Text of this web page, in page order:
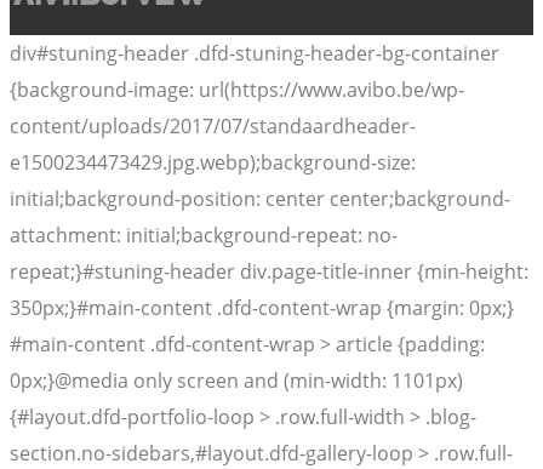
div#stuning-header .dfd-stuning-header-bg-container
{background-image: url(https://www.avibo.be/wp-
content/uploads/2017/07/standaardheader-
e1500234473429.jpg.webp);background-size:
initial;background-position: center center;background-
attachment: initial;background-repeat: no-
repeat;}#stuning-header div.page-title-inner {min-height:
350px;}#main-content .dfd-content-wrap {margin: 0px;}
#main-content .dfd-content-wrap > article {padding:
0px;}@media only screen and (min-width: 1101px)
{#layout.dfd-portfolio-loop > .row.full-width > .blog-
section.no-sidebars,#layout.dfd-gallery-loop > .row.full-